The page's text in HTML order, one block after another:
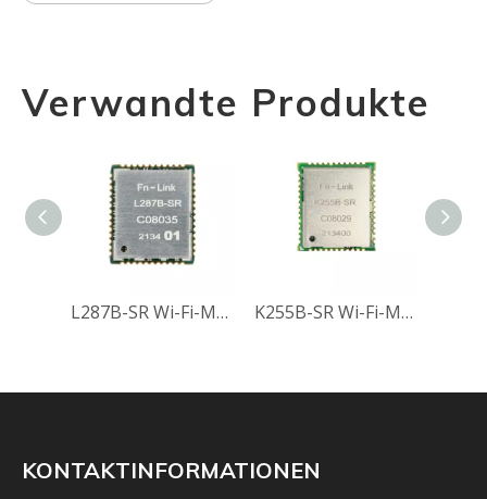
Verwandte Produkte
L287B-SR Wi-Fi-Modul K255B-SR Wi-Fi-Modul
KONTAKTINFORMATIONEN